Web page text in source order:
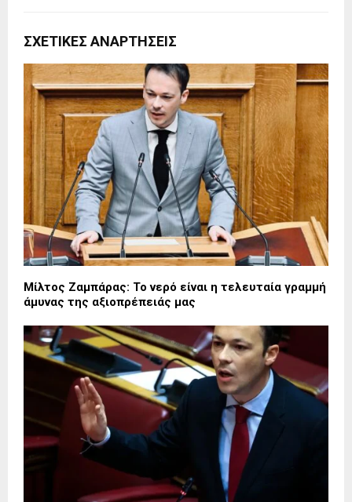
ΣΧΕΤΙΚΈΣ ΑΝΑΡΤΉΣΕΙΣ
Μίλτος Ζαμπάρας: Το νερό είναι η τελευταία γραμμή
άμυνας της αξιοπρέπειάς μας